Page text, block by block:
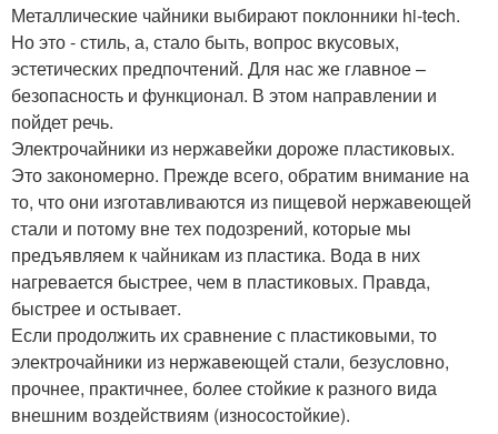
Металлические чайники выбирают поклонники hi-tech.
Но это - стиль, а, стало быть, вопрос вкусовых,
эстетических предпочтений. Для нас же главное –
безопасность и функционал. В этом направлении и
пойдет речь.
Электрочайники из нержавейки дороже пластиковых.
Это закономерно. Прежде всего, обратим внимание на
то, что они изготавливаются из пищевой нержавеющей
стали и потому вне тех подозрений, которые мы
предъявляем к чайникам из пластика. Вода в них
нагревается быстрее, чем в пластиковых. Правда,
быстрее и остывает.
Если продолжить их сравнение с пластиковыми, то
электрочайники из нержавеющей стали, безусловно,
прочнее, практичнее, более стойкие к разного вида
внешним воздействиям (износостойкие).